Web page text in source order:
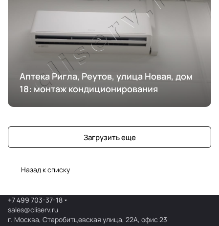
Аптека Ригла, Реутов, улица Новая, дом
18: монтаж кондиционирования
Загрузить еще
Назад к списку
+7 499 703-37-18
sales@cliserv.ru
г. Москва, Старобитцевская улица, 22А, офис 23